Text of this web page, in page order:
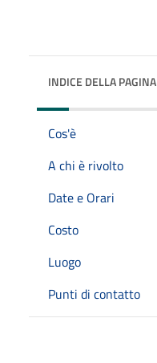
INDICE DELLA PAGINA
Cos'è
A chi è rivolto
Date e Orari
Costo
Luogo
Punti di contatto